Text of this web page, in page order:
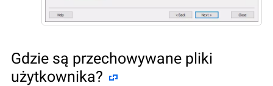
Gdzie są przechowywane pliki
użytkownika?